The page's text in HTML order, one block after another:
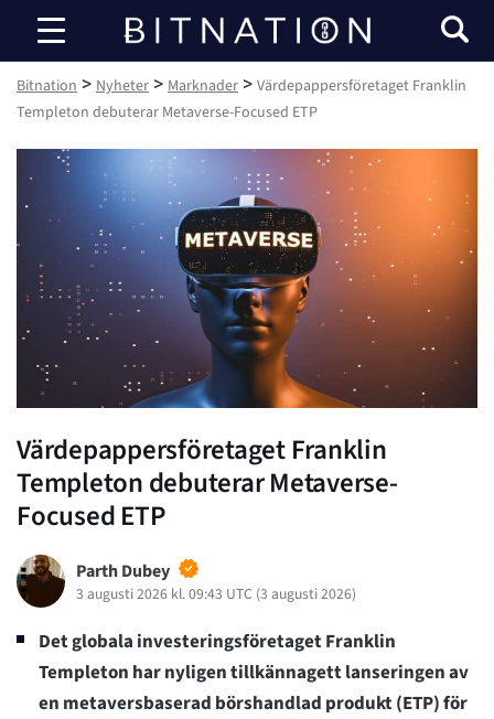
Bitnation
Bitnation > Nyheter > Marknader > Värdepappersföretaget Franklin
Templeton debuterar Metaverse-Focused ETP
Värdepappersföretaget Franklin
Templeton debuterar Metaverse-
Focused ETP
Parth Dubey
3 augusti 2026 kl. 09:43 UTC (3 augusti 2026)
Det globala investeringsföretaget Franklin
Templeton har nyligen tillkännagett lanseringen av
en metaversbaserad börshandlad produkt (ETP) för